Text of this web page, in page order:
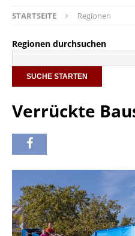
STARTSEITE Regionen
Regionen durchsuchen
Verrückte